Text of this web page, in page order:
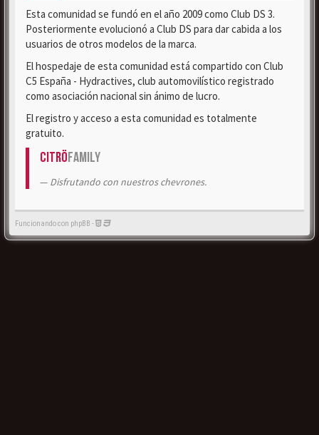
Esta comunidad se fundó en el año 2009 como Club DS 3.
Posteriormente evolucionó a Club DS para dar cabida a los
usuarios de otros modelos de la marca.
El hospedaje de esta comunidad está compartido con Club
C5 España - Hydractives, club automovilístico registrado
como asociación nacional sin ánimo de lucro.
El registro y acceso a esta comunidad es totalmente
gratuito.
CitröFamily
Disfrutando con nuestros chevrones.
Funcionando con phpBB -